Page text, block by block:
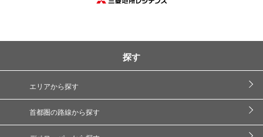
探す
エリアから探す
首都圏の路線から探す